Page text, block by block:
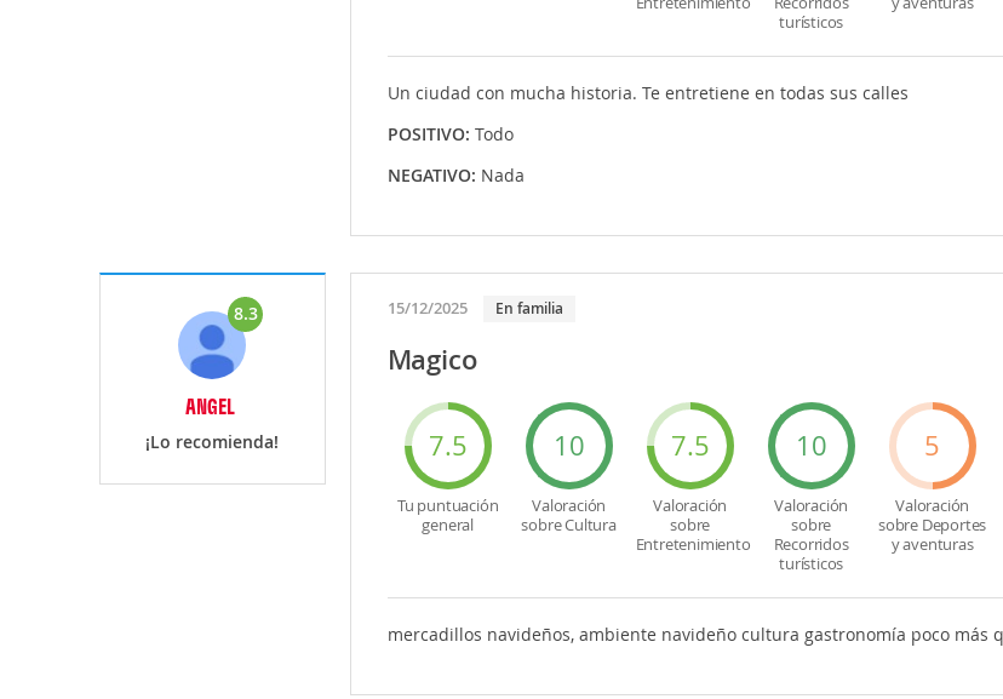
turísticos
Un ciudad con mucha historia. Te entretiene en todas sus calles
POSITIVO: Todo
NEGATIVO: Nada
8.3
ANGEL
¡Lo recomienda!
15/12/2025 En familia
Magico
7.5
Tu puntuación
general
10
Valoración
sobre Cultura
7.5
Valoración
sobre
Entretenimiento
10
Valoración
sobre
Recorridos
turísticos
5
Valoración
sobre Deportes
y aventuras
mercadillos navideños, ambiente navideño cultura gastronomía poco más